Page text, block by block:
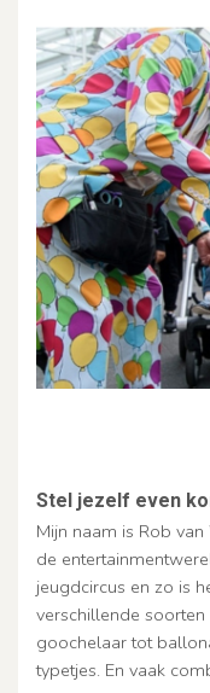
Stel jezelf even
Mijn naam is Rob
de
jeugdcircus en zo is
verschillende
goochelaar tot
typetjes. En vaak